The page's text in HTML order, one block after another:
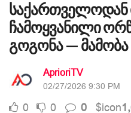
საქართველოდან
ჩამოყვანილი
გოგონა —
AprioriTV
02/27/2026 9:30 PM
0 0 0 $icon